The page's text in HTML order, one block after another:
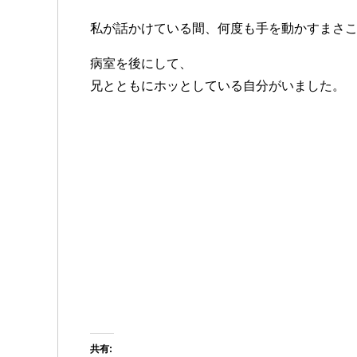
私が話かけている間、何度も手を動かすまさ
病室を後にして、
兄とともにホッとしている自分がいました。
共有: